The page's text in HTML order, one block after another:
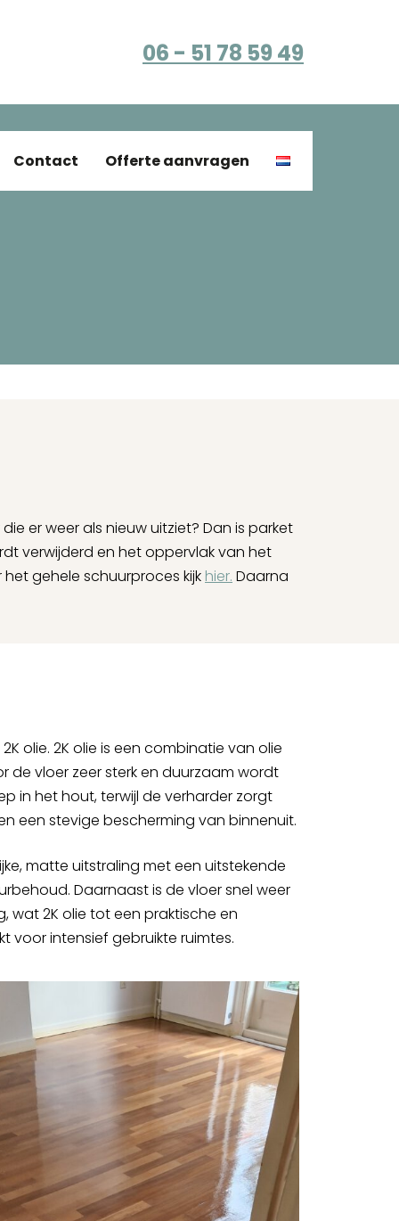
06 - 51 78 59 49
Contact Offerte aanvragen
er weer als nieuw uitziet? Dan is parket
verwijderd en het oppervlak van het
gehele schuurproces kijk hier. Daarna
olie. 2K olie is een combinatie van olie
de vloer zeer sterk en duurzaam wordt
in het hout, terwijl de verharder zorgt
een stevige bescherming van binnenuit.
matte uitstraling met een uitstekende
Daarnaast is de vloer snel weer
wat 2K olie tot een praktische en
voor intensief gebruikte ruimtes.